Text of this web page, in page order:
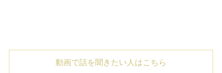
動画で話を聞きたい人はこちら